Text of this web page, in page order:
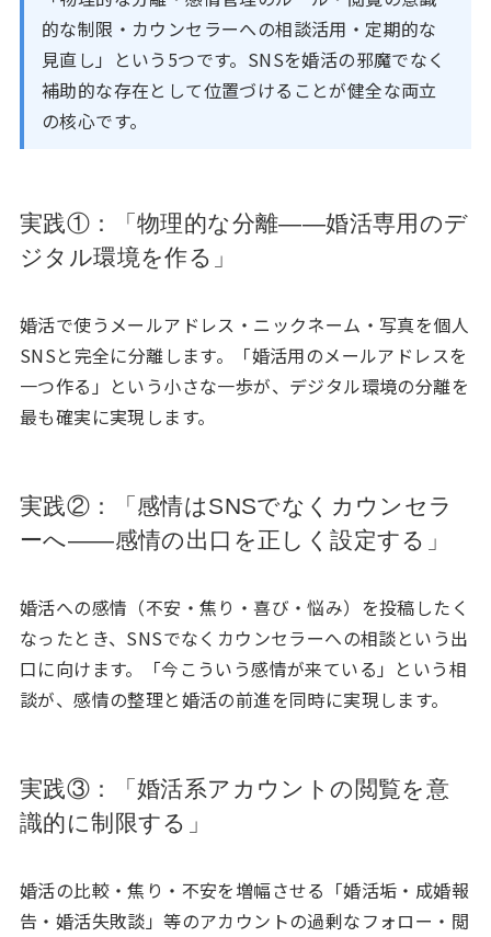
的な制限・カウンセラーへの相談活用・定期的な
見直し」という5つです。SNSを婚活の邪魔でなく
補助的な存在として位置づけることが健全な両立
の核心です。
実践①：「物理的な分離——婚活専用のデ
ジタル環境を作る」
婚活で使うメールアドレス・ニックネーム・写真を個人
SNSと完全に分離します。「婚活用のメールアドレスを
一つ作る」という小さな一歩が、デジタル環境の分離を
最も確実に実現します。
実践②：「感情はSNSでなくカウンセラ
ーへ——感情の出口を正しく設定する」
婚活への感情（不安・焦り・喜び・悩み）を投稿したく
なったとき、SNSでなくカウンセラーへの相談という出
口に向けます。「今こういう感情が来ている」という相
談が、感情の整理と婚活の前進を同時に実現します。
実践③：「婚活系アカウントの閲覧を意
識的に制限する」
婚活の比較・焦り・不安を増幅させる「婚活垢・成婚報
告・婚活失敗談」等のアカウントの過剰なフォロー・閲